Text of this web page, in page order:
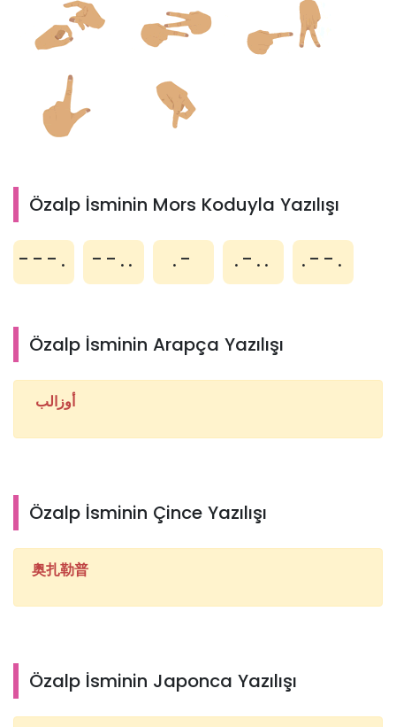
Özalp İsminin Mors Koduyla Yazılışı
---. --.. .- .-.. .--.
Özalp İsminin Arapça Yazılışı
أوزالب
Özalp İsminin Çince Yazılışı
奥扎勒普
Özalp İsminin Japonca Yazılışı